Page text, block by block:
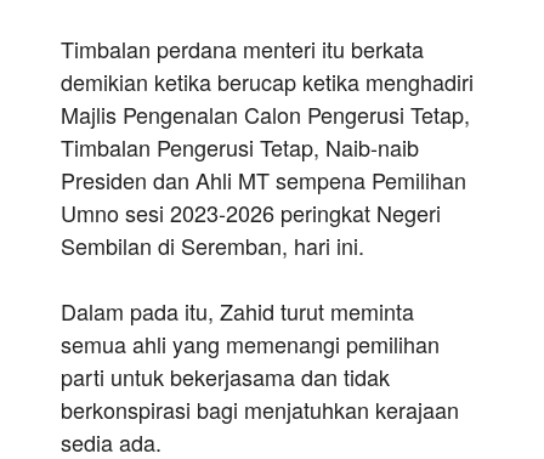
Timbalan perdana menteri itu berkata
demikian ketika berucap ketika menghadiri
Majlis Pengenalan Calon Pengerusi Tetap,
Timbalan Pengerusi Tetap, Naib-naib
Presiden dan Ahli MT sempena Pemilihan
Umno sesi 2023-2026 peringkat Negeri
Sembilan di Seremban, hari ini.
Dalam pada itu, Zahid turut meminta
semua ahli yang memenangi pemilihan
parti untuk bekerjasama dan tidak
berkonspirasi bagi menjatuhkan kerajaan
sedia ada.